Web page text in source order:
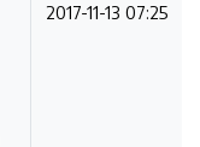
2017-11-13 07:25